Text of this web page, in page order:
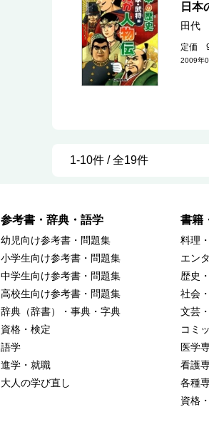
日
田代
定価
2009年
1-10件 / 全19件
参考書・辞典・語学
幼児向け参考書・問題集
小学生向け参考書・問題集
中学生向け参考書・問題集
高校生向け参考書・問題集
辞典（辞書）・事典・字典
資格・検定
語学
進学・就職
大人の学び直し
書籍
料理
エン
歴史
社会
文芸
コミ
医学
看護
各種
資格